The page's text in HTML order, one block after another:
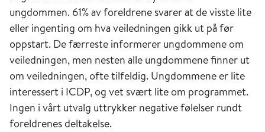
ungdommen. 61% av foreldrene svarer at de visste lite
eller ingenting om hva veiledningen gikk ut på før
oppstart. De færreste informerer ungdommene om
veiledningen, men nesten alle ungdommene finner ut
om veiledningen, ofte tilfeldig. Ungdommene er lite
interessert i ICDP, og vet svært lite om programmet.
Ingen i vårt utvalg uttrykker negative følelser rundt
foreldrenes deltakelse.